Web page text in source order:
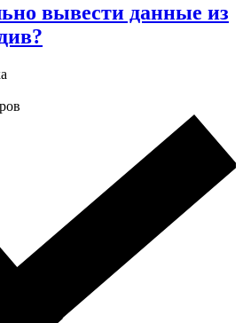
вывести данные из